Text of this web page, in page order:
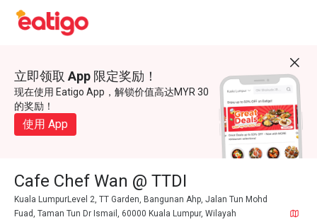
立即领取 App 限定奖励！
现在使用 Eatigo App，解锁价值高达MYR 30
的奖励！
使用 App
Cafe Chef Wan @ TTDI
Kuala LumpurLevel 2, TT Garden, Bangunan Ahp, Jalan Tun Mohd
Fuad, Taman Tun Dr Ismail, 60000 Kuala Lumpur, Wilayah